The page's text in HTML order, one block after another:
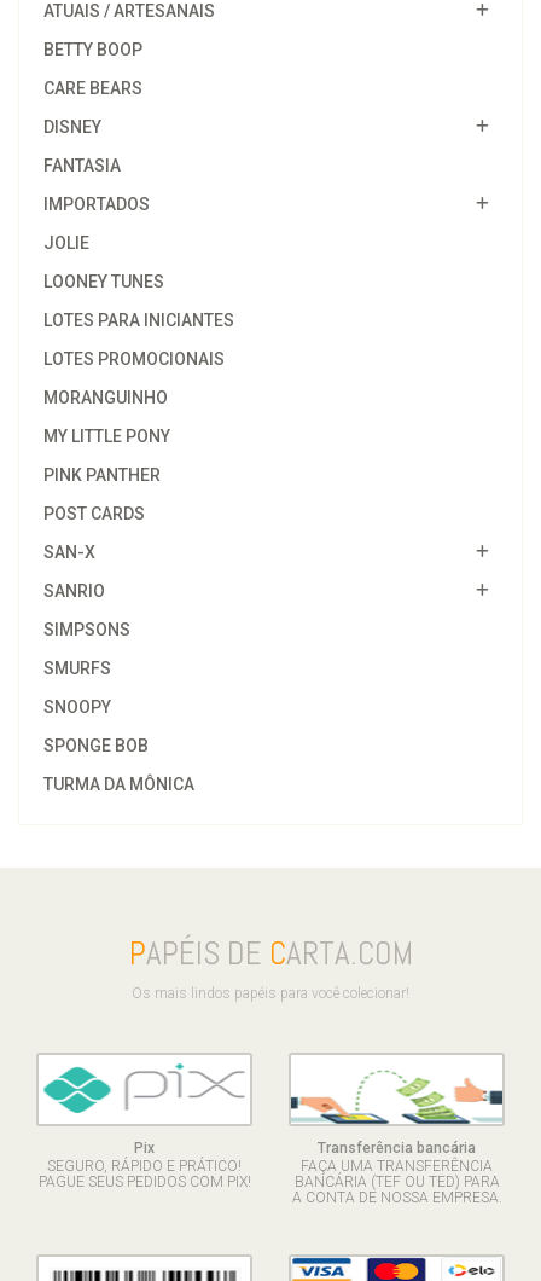
ATUAIS / ARTESANAIS
BETTY BOOP
CARE BEARS
DISNEY
FANTASIA
IMPORTADOS
JOLIE
LOONEY TUNES
LOTES PARA INICIANTES
LOTES PROMOCIONAIS
MORANGUINHO
MY LITTLE PONY
PINK PANTHER
POST CARDS
SAN-X
SANRIO
SIMPSONS
SMURFS
SNOOPY
SPONGE BOB
TURMA DA MÔNICA
PAPÉIS DE CARTA.COM
Os mais lindos papéis para você colecionar!
Pix
SEGURO, RÁPIDO E PRÁTICO!
PAGUE SEUS PEDIDOS COM PIX!
Transferência bancária
FAÇA UMA TRANSFERÊNCIA
BANCÁRIA (TEF OU TED) PARA
A CONTA DE NOSSA EMPRESA.